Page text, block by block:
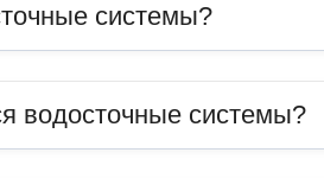
системы?
водосточные системы?